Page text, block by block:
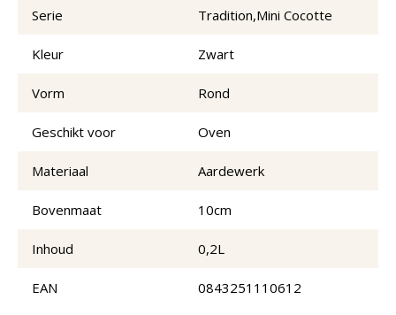
Serie Tradition,Mini Cocotte
Kleur Zwart
Vorm Rond
Geschikt voor Oven
Materiaal Aardewerk
Bovenmaat 10cm
Inhoud 0,2L
EAN 0843251110612